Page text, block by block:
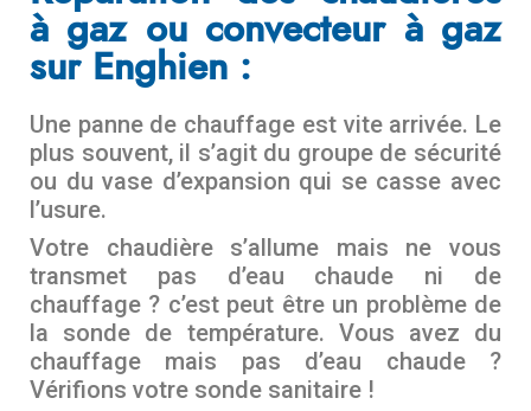
à gaz ou convecteur à gaz
sur Enghien :
Une panne de chauffage est vite arrivée. Le
plus souvent, il s’agit du groupe de sécurité
ou du vase d’expansion qui se casse avec
l’usure.
Votre chaudière s’allume mais ne vous
transmet pas d’eau chaude ni de
chauffage ? c’est peut être un problème de
la sonde de température. Vous avez du
chauffage mais pas d’eau chaude ?
Vérifions votre sonde sanitaire !